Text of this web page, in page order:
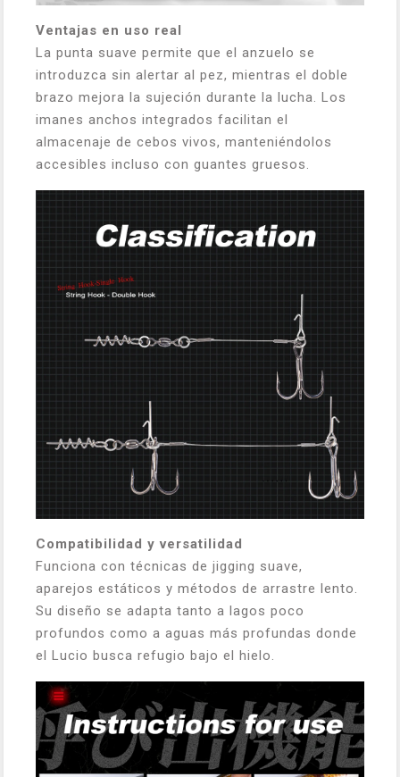
Ventajas en uso real
La punta suave permite que el anzuelo se
introduzca sin alertar al pez, mientras el doble
brazo mejora la sujeción durante la lucha. Los
imanes anchos integrados facilitan el
almacenaje de cebos vivos, manteniéndolos
accesibles incluso con guantes gruesos.
Compatibilidad y versatilidad
Funciona con técnicas de jigging suave,
aparejos estáticos y métodos de arrastre lento.
Su diseño se adapta tanto a lagos poco
profundos como a aguas más profundas donde
el Lucio busca refugio bajo el hielo.